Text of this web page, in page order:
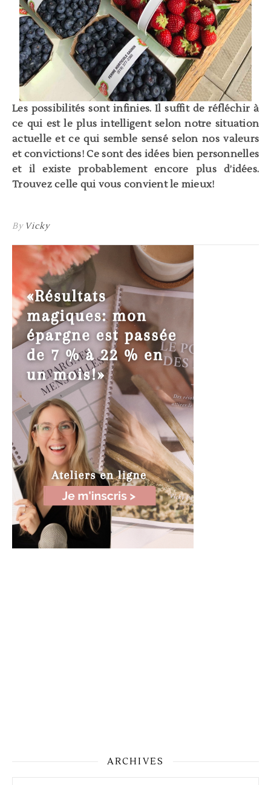
Les possibilités sont infinies. Il suffit de réfléchir à
ce qui est le plus intelligent selon notre situation
actuelle et ce qui semble sensé selon nos valeurs
et convictions! Ce sont des idées bien personnelles
et il existe probablement encore plus d’idées.
Trouvez celle qui vous convient le mieux!
By Vicky
ARCHIVES